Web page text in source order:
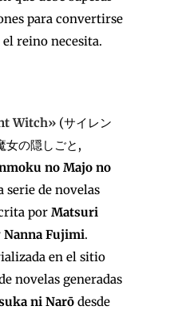
para convertirse
reino necesita.
Witch» (サイレン
女の隠しごと,
no Majo no
serie de novelas
por Matsuri
Nanna Fujimi.
en el sitio
novelas generadas
ni Narō desde